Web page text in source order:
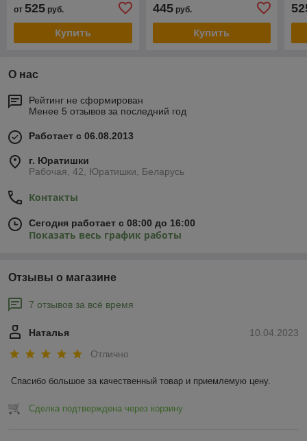
от 525 руб.
Купить
445руб.
Купить
О нас
Рейтинг не сформирован
Менее 5 отзывов за последний год
Работает с 06.08.2013
г. Юратишки
Рабочая, 42, Юратишки, Беларусь
Контакты
Сегодня работает с 08:00 до 16:00
Показать весь график работы
Отзывы о магазине
7 отзывов за всё время
10.04.2023
Наталья
Отлично
Спасибо большое за качественный товар и приемлемую цену.
Сделка подтверждена через корзину